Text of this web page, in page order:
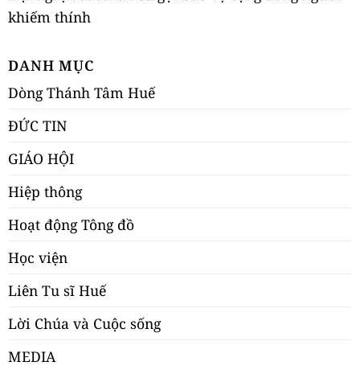
khiếm thính
DANH MỤC
Dòng Thánh Tâm Huế
ĐỨC TIN
GIÁO HỘI
Hiệp thông
Hoạt động Tông đồ
Học viện
Liên Tu sĩ Huế
Lời Chúa và Cuộc sống
MEDIA